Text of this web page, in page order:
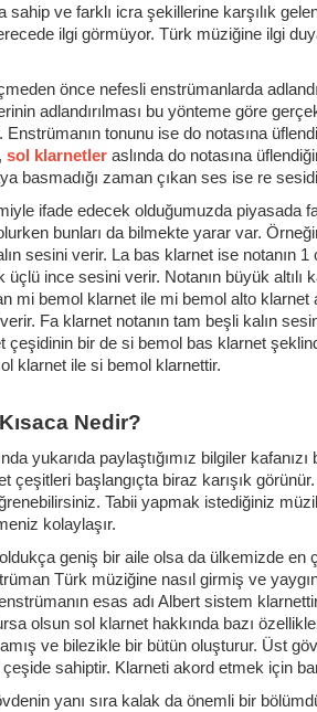
sahip ve farklı icra şekillerine karşılık
ilgi görmüyor. Türk müziğine ilgi
önce nefesli enstrümanlarda
adlandırılması bu yönteme göre
Enstrümanın tonunu ise do notasına
sol klarnetler aslında do notasına
basmadığı zaman çıkan ses ise re
ifade edecek olduğumuzda piyasada
bunları da bilmekte yarar var.
sesini verir. La bas klarnet ise notanın
üçlü ince sesini verir. Notanın büyük
mi bemol klarnet ile mi bemol alto
Fa klarnet notanın tam beşli kalın
çeşidinin bir de si bemol bas klarnet
klarnet ile si bemol klarnettir.
Nedir?
yukarıda paylaştığımız bilgiler
çeşitleri başlangıçta biraz karışık
Tabii yapmak istediğiniz
kolaylaşır.
geniş bir aile olsa da ülkemizde
Türk müziğine nasıl girmiş ve
esas adı Albert sistem
olsun sol klarnet hakkında bazı
ve bilezikle bir bütün oluşturur. Üst
sahiptir. Klarneti akord etmek için
yanı sıra kalak da önemli bir